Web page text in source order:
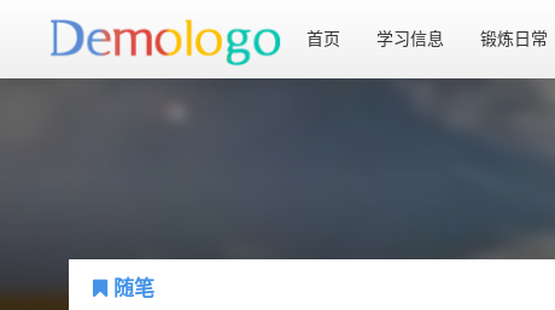
首页 学习信息 锻炼日常
随笔